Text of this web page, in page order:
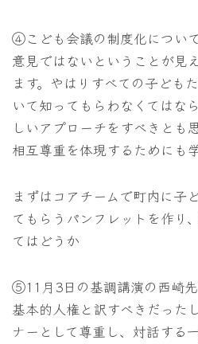
④こども会議の制度化につい
意見ではないということが見
ます。やはりすべての子ども
いて知ってもらわなくてはな
しいアプローチをすべきとも
相互尊重を体現するためにも
まずはコアチームで町内に子
てもらうパンフレットを作り
てはどうか
⑤11月3日の基調講演の西崎
基本的人権と訳すべきだった
ナーとして尊重し、対話する